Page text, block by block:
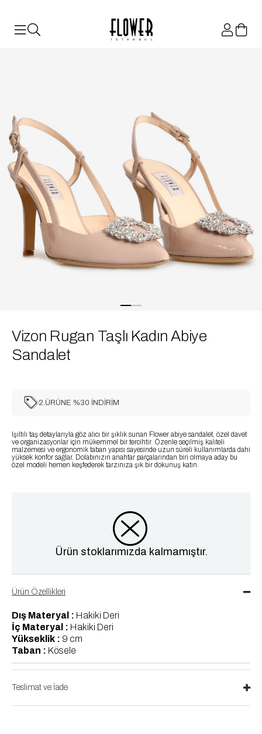
ISTANBUL
Vizon Rugan Taşlı Kadın Abiye
Sandalet
2.ÜRÜNE %30 İNDİRİM
Işıltılı taş detaylarıyla göz alıcı bir şıklık sunan Flower abiye sandalet, özel davet
ve organizasyonlar için mükemmel bir tercihtir. Özenle seçilmiş kaliteli
malzemesi ve ergonomik taban yapısı sayesinde uzun süreli kullanımlarda dahi
yüksek konfor sağlar. Dolabınızın anahtar parçalarından biri olmaya aday bu
özel modeli hemen keşfederek tarzınıza şık bir dokunuş katın.
Ürün stoklarımızda kalmamıştır.
Ürün Özellikleri
Dış Materyal : Hakiki Deri
İç Materyal : Hakiki Deri
Yükseklik : 9 cm
Taban : Kösele
Teslimat ve İade